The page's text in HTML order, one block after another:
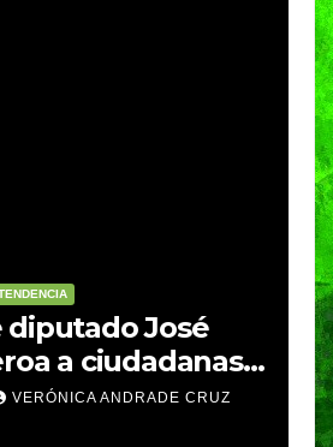
diputado José
a ciudadanas y
que
VERÓNICA ANDRADE CRUZ